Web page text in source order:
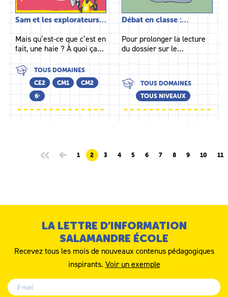
Sam et les explorateurs…
Mais qu’est-ce que c’est en
fait, une haie ? À quoi ça…
TOUS DOMAINES
CE2
CM1
CM2
6ᵉ
Débat en classe :…
Pour prolonger la lecture
du dossier sur le…
TOUS DOMAINES
TOUS NIVEAUX
1 2 3 4 5 6 7 8 9 10 11
LA LETTRE D’INFORMATION
SALAMANDRE ÉCOLE
Recevez tous les mois de nouveaux contenus pédagogiques
inspirants. Voir un exemple